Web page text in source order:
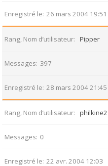
Enregistré le 26 mars 2004 19:51
Rang, Nom d’utilisateur Pipper
Messages 397
Enregistré le 28 mars 2004 21:45
Rang, Nom d’utilisateur philkine2
Messages 0
Enregistré le 22 avr. 2004 12:03